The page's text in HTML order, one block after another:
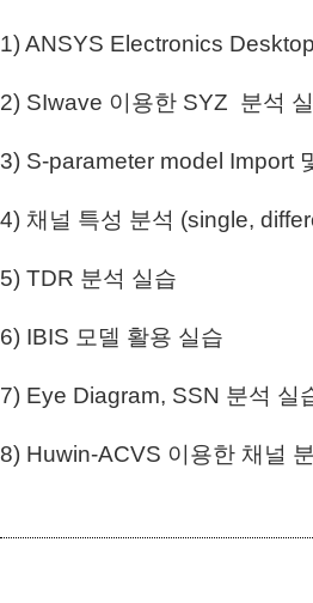
1) ANSYS Electronics
2) SIwave 이용한 SYZ 분석
3) S-parameter model Import
4) 채널 특성 분석 (single,
5) TDR 분석 실습
6) IBIS 모델 활용 실습
7) Eye Diagram, SSN 분석 실
8) Huwin-ACVS 이용한 채널